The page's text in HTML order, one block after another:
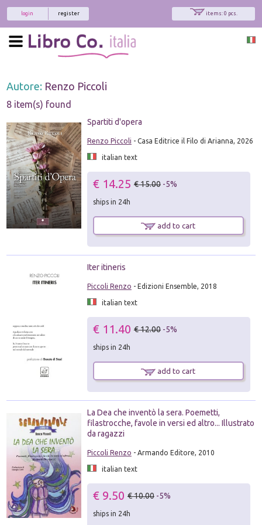
items: 0 pcs.
register
login
Autore: Renzo Piccoli
8 item(s) found
Spartiti d'opera
Renzo Piccoli - Casa Editrice il Filo di Arianna, 2026
italian text
€ 14.25 € 15.00 -5%
ships in 24h
add to cart
Iter itineris
Piccoli Renzo - Edizioni Ensemble, 2018
italian text
€ 11.40 € 12.00 -5%
ships in 24h
add to cart
La Dea che inventò la sera. Poemetti,
filastrocche, favole in versi ed altro... Illustrato
da ragazzi
Piccoli Renzo - Armando Editore, 2010
italian text
€ 9.50 € 10.00 -5%
ships in 24h